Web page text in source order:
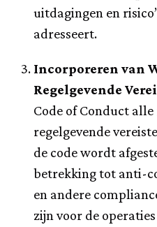
uitdagingen en
adresseert.
Incorporeren van
Regelgevende
Code of Conduct
regelgevende
de code wordt
betrekking tot anti-
en andere
zijn voor de